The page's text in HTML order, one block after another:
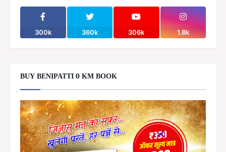
300k 360k 306k 1.8k
BUY BENIPATTI 0 KM BOOK